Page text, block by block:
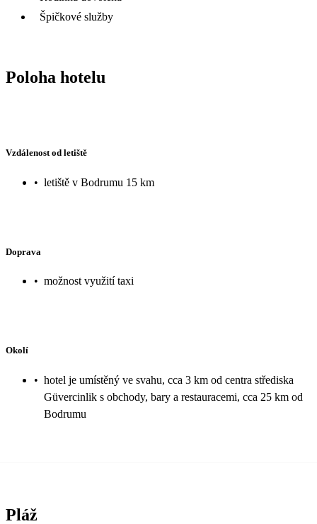
Špičkové služby
Poloha hotelu
Vzdálenost od letiště
• letiště v Bodrumu 15 km
Doprava
• možnost využití taxi
Okolí
• hotel je umístěný ve svahu, cca 3 km od centra střediska
Güvercinlik s obchody, bary a restauracemi, cca 25 km od
Bodrumu
Pláž